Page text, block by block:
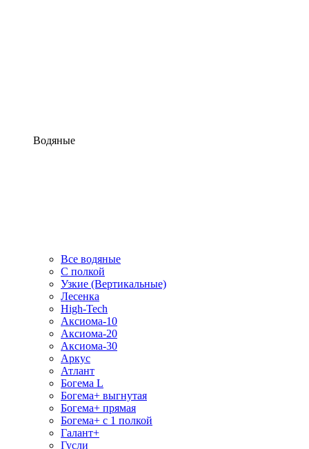
Водяные
Все водяные
С полкой
Узкие (Вертикальные)
Лесенка
High-Tech
Аксиома-10
Аксиома-20
Аксиома-30
Аркус
Атлант
Богема L
Богема+ выгнутая
Богема+ прямая
Богема+ с 1 полкой
Галант+
Гусли